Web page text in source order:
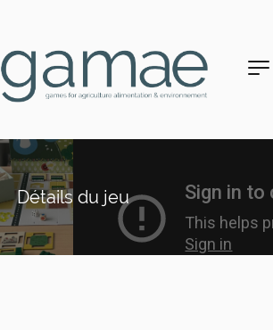
Détails du jeu